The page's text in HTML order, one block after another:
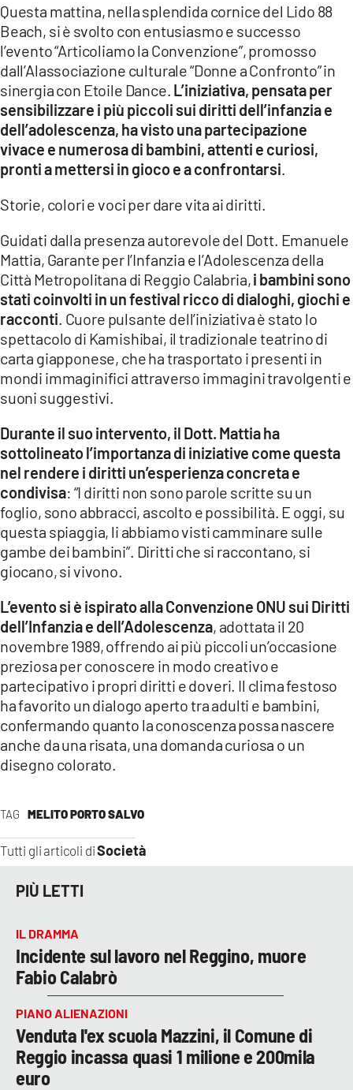
Network
LACPLAY.IT
LACTV.IT
LACONAIR.IT
COSENZACHANNEL.IT
ILVIBONESE.IT
CATANZAROCHANNEL.IT
LACAPITALENEWS.IT
App
ANDROID
APPLE
TAG MELITO PORTO SALVO
Tutti gli articoli diSocietà
Questa mattina, nella splendida cornice del Lido 88
Beach, si è svolto con entusiasmo e successo
l’evento “Articoliamo la Convenzione”, promosso
dall’Alassociazione culturale “Donne a Confronto” in
sinergia con Etoile Dance. L’iniziativa, pensata per
sensibilizzare i più piccoli sui diritti dell’infanzia e
dell’adolescenza, ha visto una partecipazione
vivace e numerosa di bambini, attenti e curiosi,
pronti a mettersi in gioco e a confrontarsi
Storie, colori e voci per dare vita ai diritti.
Guidati dalla presenza autorevole del Dott. Emanuele
Mattia, Garante per l’Infanzia e l’Adolescenza della
Città Metropolitana di Reggio Calabria,i bambini sono
stati coinvolti in un festival ricco di dialoghi, giochi e
racconti . Cuore pulsante dell’iniziativa è stato lo
spettacolo di Kamishibai, il tradizionale teatrino di
carta giapponese, che ha trasportato i presenti in
mondi immaginifici attraverso immagini travolgenti e
suoni suggestivi.
Durante il suo intervento, il Dott. Mattia ha
sottolineato l’importanza di iniziative come questa
nel rendere i diritti un’esperienza concreta e
condivisa: “I diritti non sono parole scritte su un
foglio, sono abbracci, ascolto e possibilità. E oggi, su
questa spiaggia, li abbiamo visti camminare sulle
gambe dei bambini”. Diritti che si raccontano, si
giocano, si vivono.
L’evento si è ispirato alla Convenzione ONU sui Diritti
dell’Infanzia e dell’Adolescenza, adottata il 20
novembre 1989, offrendo ai più piccoli un’occasione
preziosa per conoscere in modo creativo e
partecipativo i propri diritti e doveri. Il clima festoso
ha favorito un dialogo aperto tra adulti e bambini,
confermando quanto la conoscenza possa nascere
anche da una risata, una domanda curiosa o un
disegno colorato.
PIÙ LETTI
IL DRAMMA
Incidente sul lavoro nel Reggino, muore
Fabio Calabrò
PIANO ALIENAZIONI
Venduta l'ex scuola Mazzini, il Comune di
Reggio incassa quasi 1 milione e 200mila
euro